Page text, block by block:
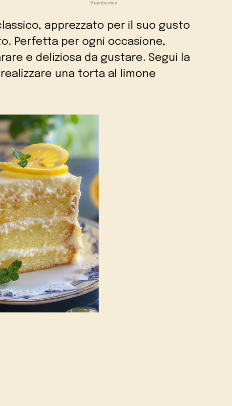
apprezzato per il suo gusto
Perfetta per ogni occasione,
e deliziosa da gustare. Segui la
una torta al limone